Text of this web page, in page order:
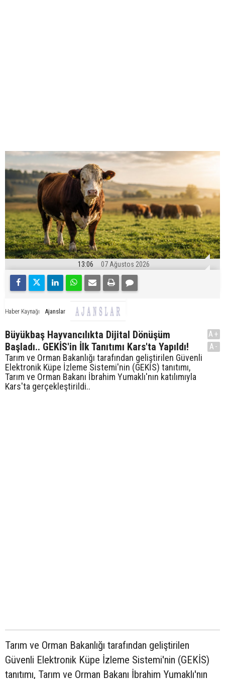
13:06 07 Ağustos 2026
Haber Kaynağı Ajanslar
Büyükbaş Hayvancılıkta Dijital Dönüşüm
Başladı.. GEKİS'in İlk Tanıtımı Kars'ta Yapıldı!
Tarım ve Orman Bakanlığı tarafından geliştirilen Güvenli
Elektronik Küpe İzleme Sistemi'nin (GEKİS) tanıtımı,
Tarım ve Orman Bakanı İbrahim Yumaklı'nın katılımıyla
Kars'ta gerçekleştirildi..
A+
A-
Tarım ve Orman Bakanlığı tarafından geliştirilen
Güvenli Elektronik Küpe İzleme Sistemi'nin (GEKİS)
tanıtımı, Tarım ve Orman Bakanı İbrahim Yumaklı'nın